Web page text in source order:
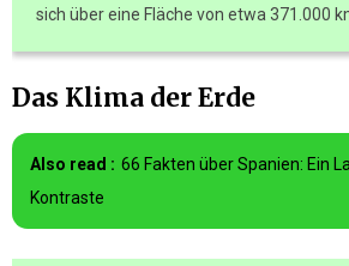
sich über eine Fläche von etwa 371.000
Das Klima der Erde
Also read : 66 Fakten über Spanien: Ein
Kontraste